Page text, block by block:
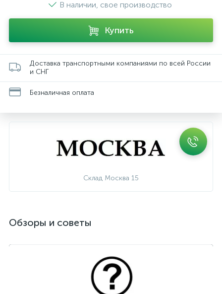
В наличии, свое производство
Купить
Доставка транспортными компаниями по всей России
и СНГ
Безналичная оплата
Склад Москва 15
Обзоры и советы